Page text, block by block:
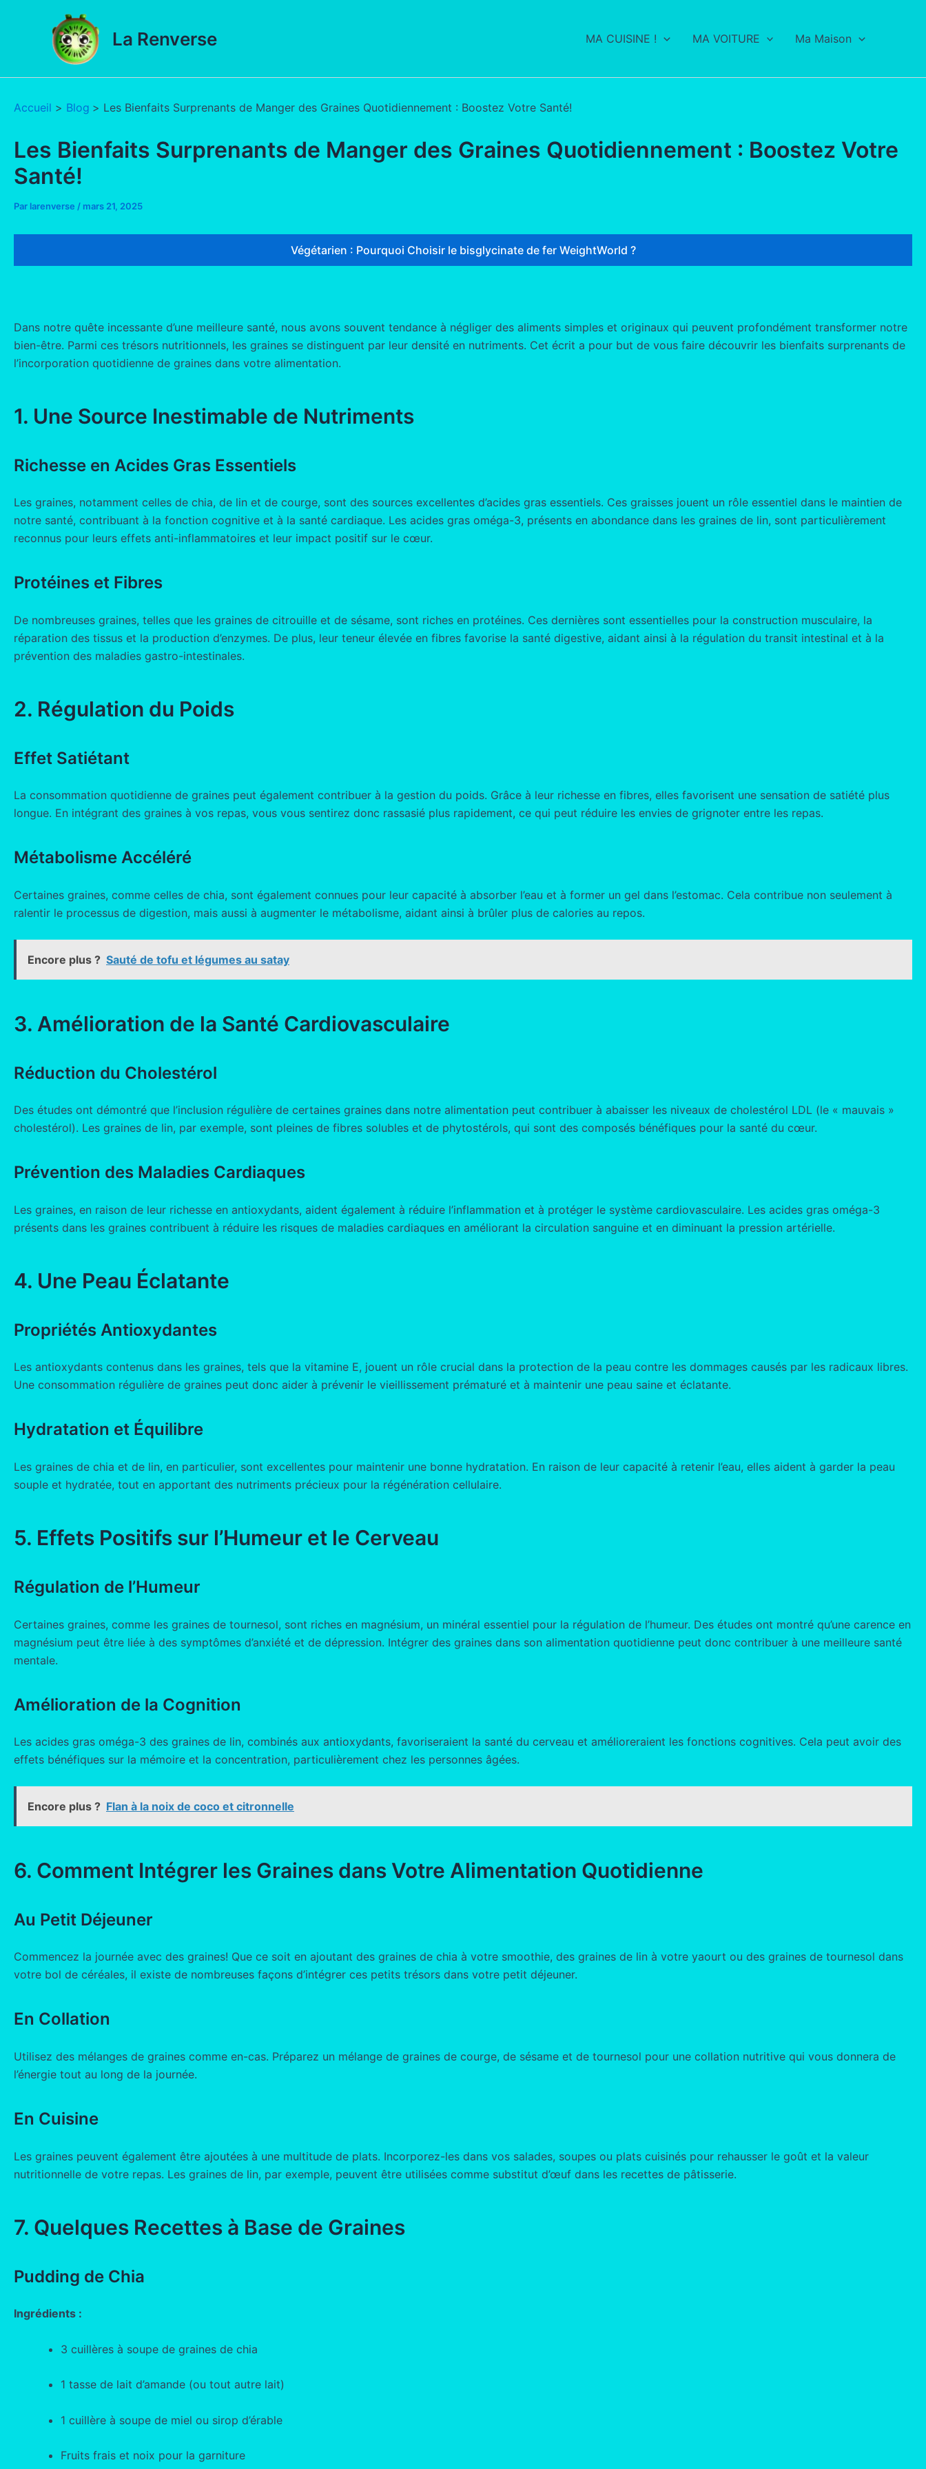
La Renverse MA CUISINE ! MA VOITURE Ma Maison
Accueil Blog Les Bienfaits Surprenants de Manger des Graines Quotidiennement : Boostez Votre Santé!
Les Bienfaits Surprenants de Manger des Graines Quotidiennement : Boostez Votre
Santé!
Par larenverse / mars 21, 2025
Végétarien : Pourquoi Choisir le bisglycinate de fer WeightWorld ?
Dans notre quête incessante d’une meilleure santé, nous avons souvent tendance à négliger des aliments simples et originaux qui peuvent profondément transformer notre
bien-être. Parmi ces trésors nutritionnels, les graines se distinguent par leur densité en nutriments. Cet écrit a pour but de vous faire découvrir les bienfaits surprenants de
l’incorporation quotidienne de graines dans votre alimentation.
1. Une Source Inestimable de Nutriments
Richesse en Acides Gras Essentiels
Les graines, notamment celles de chia, de lin et de courge, sont des sources excellentes d’acides gras essentiels. Ces graisses jouent un rôle essentiel dans le maintien de
notre santé, contribuant à la fonction cognitive et à la santé cardiaque. Les acides gras oméga-3, présents en abondance dans les graines de lin, sont particulièrement
reconnus pour leurs effets anti-inflammatoires et leur impact positif sur le cœur.
Protéines et Fibres
De nombreuses graines, telles que les graines de citrouille et de sésame, sont riches en protéines. Ces dernières sont essentielles pour la construction musculaire, la
réparation des tissus et la production d’enzymes. De plus, leur teneur élevée en fibres favorise la santé digestive, aidant ainsi à la régulation du transit intestinal et à la
prévention des maladies gastro-intestinales.
2. Régulation du Poids
Effet Satiétant
La consommation quotidienne de graines peut également contribuer à la gestion du poids. Grâce à leur richesse en fibres, elles favorisent une sensation de satiété plus
longue. En intégrant des graines à vos repas, vous vous sentirez donc rassasié plus rapidement, ce qui peut réduire les envies de grignoter entre les repas.
Métabolisme Accéléré
Certaines graines, comme celles de chia, sont également connues pour leur capacité à absorber l’eau et à former un gel dans l’estomac. Cela contribue non seulement à
ralentir le processus de digestion, mais aussi à augmenter le métabolisme, aidant ainsi à brûler plus de calories au repos.
Encore plus ? Sauté de tofu et légumes au satay
3. Amélioration de la Santé Cardiovasculaire
Réduction du Cholestérol
Des études ont démontré que l’inclusion régulière de certaines graines dans notre alimentation peut contribuer à abaisser les niveaux de cholestérol LDL (le « mauvais »
cholestérol). Les graines de lin, par exemple, sont pleines de fibres solubles et de phytostérols, qui sont des composés bénéfiques pour la santé du cœur.
Prévention des Maladies Cardiaques
Les graines, en raison de leur richesse en antioxydants, aident également à réduire l’inflammation et à protéger le système cardiovasculaire. Les acides gras oméga-3
présents dans les graines contribuent à réduire les risques de maladies cardiaques en améliorant la circulation sanguine et en diminuant la pression artérielle.
4. Une Peau Éclatante
Propriétés Antioxydantes
Les antioxydants contenus dans les graines, tels que la vitamine E, jouent un rôle crucial dans la protection de la peau contre les dommages causés par les radicaux libres.
Une consommation régulière de graines peut donc aider à prévenir le vieillissement prématuré et à maintenir une peau saine et éclatante.
Hydratation et Équilibre
Les graines de chia et de lin, en particulier, sont excellentes pour maintenir une bonne hydratation. En raison de leur capacité à retenir l’eau, elles aident à garder la peau
souple et hydratée, tout en apportant des nutriments précieux pour la régénération cellulaire.
5. Effets Positifs sur l’Humeur et le Cerveau
Régulation de l’Humeur
Certaines graines, comme les graines de tournesol, sont riches en magnésium, un minéral essentiel pour la régulation de l’humeur. Des études ont montré qu’une carence en
magnésium peut être liée à des symptômes d’anxiété et de dépression. Intégrer des graines dans son alimentation quotidienne peut donc contribuer à une meilleure santé
mentale.
Amélioration de la Cognition
Les acides gras oméga-3 des graines de lin, combinés aux antioxydants, favoriseraient la santé du cerveau et amélioreraient les fonctions cognitives. Cela peut avoir des
effets bénéfiques sur la mémoire et la concentration, particulièrement chez les personnes âgées.
Encore plus ? Flan à la noix de coco et citronnelle
6. Comment Intégrer les Graines dans Votre Alimentation Quotidienne
Au Petit Déjeuner
Commencez la journée avec des graines! Que ce soit en ajoutant des graines de chia à votre smoothie, des graines de lin à votre yaourt ou des graines de tournesol dans
votre bol de céréales, il existe de nombreuses façons d’intégrer ces petits trésors dans votre petit déjeuner.
En Collation
Utilisez des mélanges de graines comme en-cas. Préparez un mélange de graines de courge, de sésame et de tournesol pour une collation nutritive qui vous donnera de
l’énergie tout au long de la journée.
En Cuisine
Les graines peuvent également être ajoutées à une multitude de plats. Incorporez-les dans vos salades, soupes ou plats cuisinés pour rehausser le goût et la valeur
nutritionnelle de votre repas. Les graines de lin, par exemple, peuvent être utilisées comme substitut d’œuf dans les recettes de pâtisserie.
7. Quelques Recettes à Base de Graines
Pudding de Chia
Ingrédients :
3 cuillères à soupe de graines de chia
1 tasse de lait d’amande (ou tout autre lait)
1 cuillère à soupe de miel ou sirop d’érable
Fruits frais et noix pour la garniture